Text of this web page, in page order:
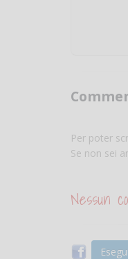
Per poter
Se non sei
Nessun